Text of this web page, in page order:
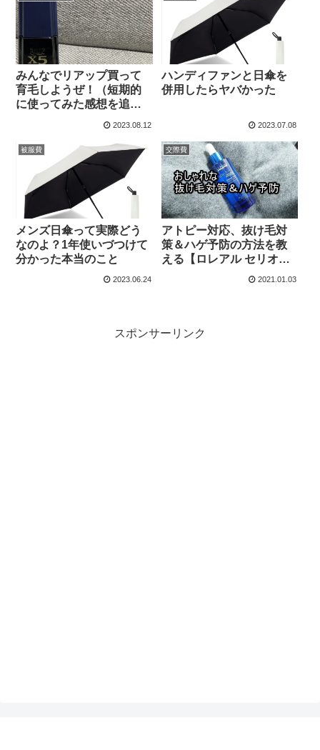
みんなでリアップ買って
育毛しようぜ！（短期的
に使ってみた感想を追
2023.08.12
ハンディファンと日傘を
併用したらヤバかった
2023.07.08
被服費
メンズ日傘って実際どう
なのよ？1年使いづつけて
分かった本当のこと
2023.06.24
交際費
アトピー対応、抜け毛対
策＆ハゲ予防の方法を教
える【ロレアル セリオキ
シル デンサーヘア】
2021.01.03
スポンサーリンク